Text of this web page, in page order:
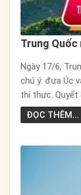
Trung
Ngày 17/6,
chú ý: đưa Úc
thị thực. Quyết
ĐỌC THÊM...